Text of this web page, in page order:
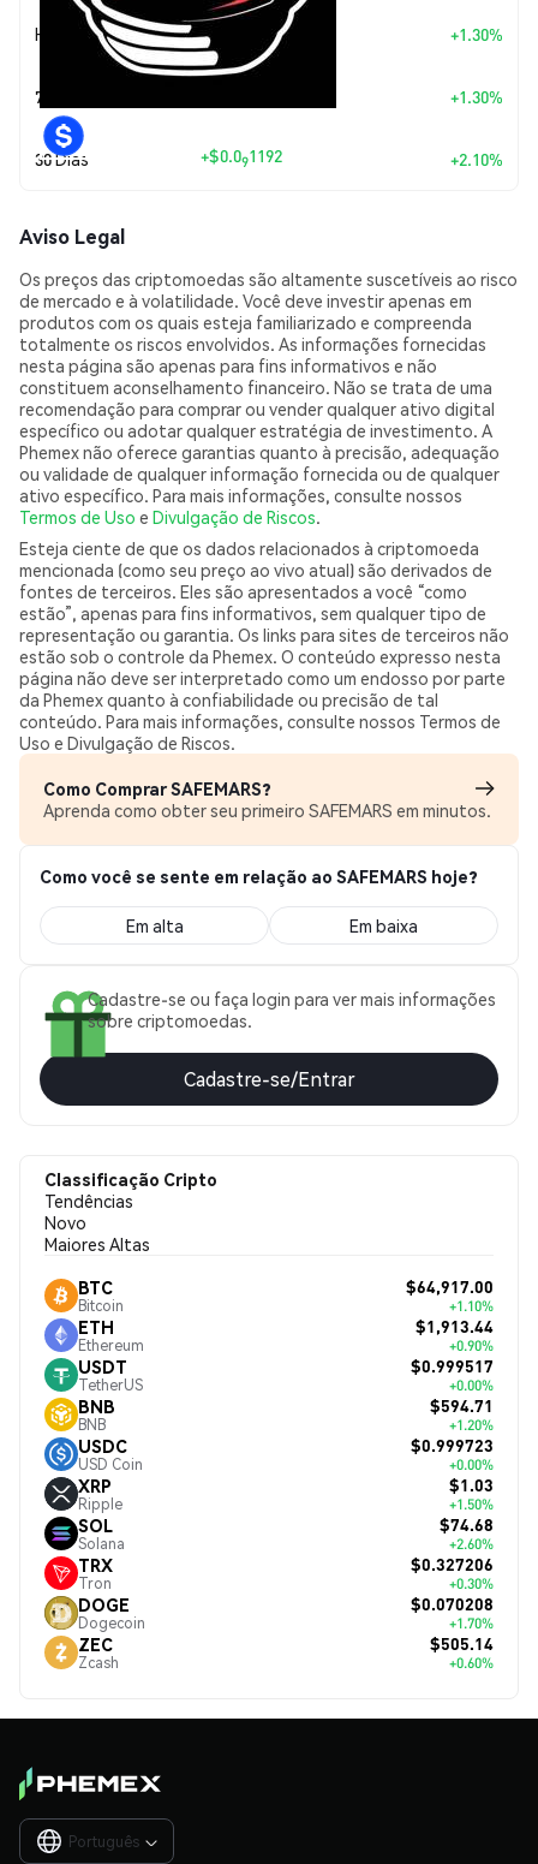
Hoje 7438 +1.30%
7 Dias +1.30%
30 Dias +$0.091192 +2.10%
Aviso Legal
Os preços das criptomoedas são altamente suscetíveis ao risco
de mercado e à volatilidade. Você deve investir apenas em
produtos com os quais esteja familiarizado e compreenda
totalmente os riscos envolvidos. As informações fornecidas
nesta página são apenas para fins informativos e não
constituem aconselhamento financeiro. Não se trata de uma
recomendação para comprar ou vender qualquer ativo digital
específico ou adotar qualquer estratégia de investimento. A
Phemex não oferece garantias quanto à precisão, adequação
ou validade de qualquer informação fornecida ou de qualquer
ativo específico. Para mais informações, consulte nossos
Termos de Uso e Divulgação de Riscos.
Esteja ciente de que os dados relacionados à criptomoeda
mencionada (como seu preço ao vivo atual) são derivados de
fontes de terceiros. Eles são apresentados a você “como
estão”, apenas para fins informativos, sem qualquer tipo de
representação ou garantia. Os links para sites de terceiros não
estão sob o controle da Phemex. O conteúdo expresso nesta
página não deve ser interpretado como um endosso por parte
da Phemex quanto à confiabilidade ou precisão de tal
conteúdo. Para mais informações, consulte nossos Termos de
Uso e Divulgação de Riscos.
Como Comprar SAFEMARS?
Aprenda como obter seu primeiro SAFEMARS em minutos.
Como você se sente em relação ao SAFEMARS hoje?
Em alta Em baixa
Cadastre-se ou faça login para ver mais informações
sobre criptomoedas.
Cadastre-se/Entrar
Classificação Cripto
Tendências
Novo
Maiores Altas
BTC
Bitcoin
$64,917.00
+1.10%
ETH
Ethereum
$1,913.44
+0.90%
USDT
TetherUS
$0.999517
+0.00%
BNB
BNB
$594.71
+1.20%
USDC
USD Coin
$0.999723
+0.00%
XRP
Ripple
$1.03
+1.50%
SOL
Solana
$74.68
+2.60%
TRX
Tron
$0.327206
+0.30%
DOGE
Dogecoin
$0.070208
+1.70%
ZEC
Zcash
$505.14
+0.60%
Português 